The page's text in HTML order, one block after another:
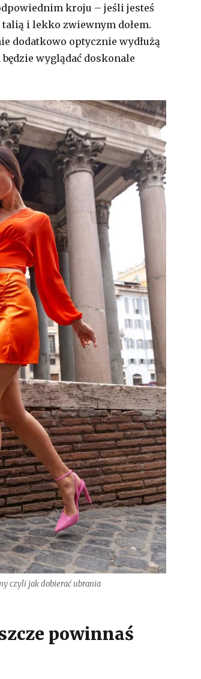
kroju – jeśli jesteś
i lekko zwiewnym dołem.
dodatkowo optycznie wydłużą
wyglądać doskonale
czyli jak dobierać ubrania
powinnaś